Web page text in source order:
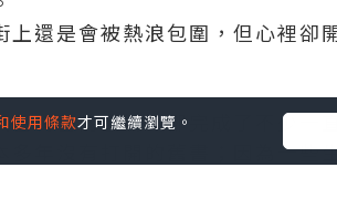
還是會被熱浪包圍，但心裡卻
特書的事情，卻完成了不少一
多年沒有打開的舊書；因為一些
使用條款才可繼續瀏覽。